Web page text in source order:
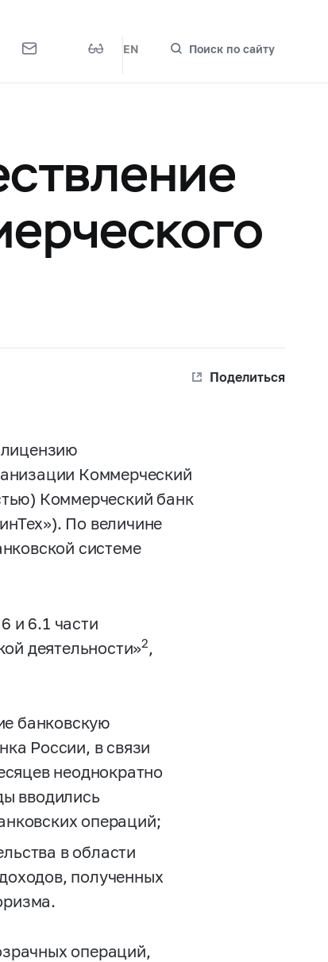
EN Поиск по сайту
Поделиться
Коммерческий
Коммерческий банк
По величине
системе
и 6.1 части
деятельности»2,
банковскую
России, в связи
неоднократно
вводились
операций;
в области
полученных
операций,